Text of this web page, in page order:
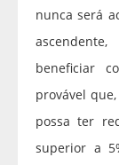
nunca será
beneficiar
provável
possa ter
superior a